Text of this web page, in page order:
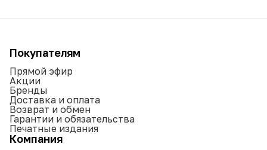
Покупателям
Прямой эфир
Акции
Бренды
Доставка и оплата
Возврат и обмен
Гарантии и обязательства
Печатные издания
Компания